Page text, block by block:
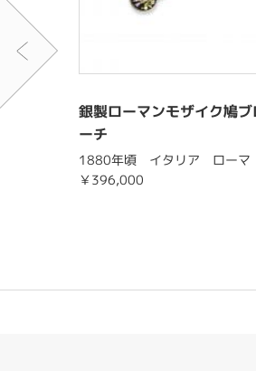
銀製ローマンモザイク鳩ブ
ーチ
1880年頃 イタリア ローマ
￥396,000